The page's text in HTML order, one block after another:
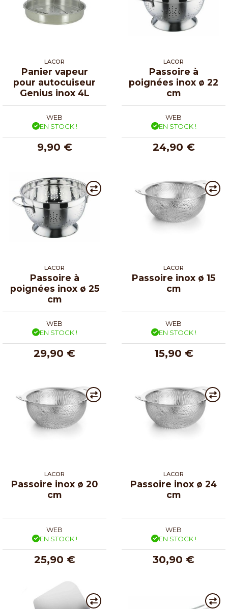
LACOR
Panier vapeur
pour autocuiseur
Genius inox 4L
WEB
EN STOCK !
9,90 €
LACOR
Passoire à
poignées inox ø 22
cm
WEB
EN STOCK !
24,90 €
LACOR
Passoire à
poignées inox ø 25
cm
WEB
EN STOCK !
29,90 €
LACOR
Passoire inox ø 15
cm
WEB
EN STOCK !
15,90 €
LACOR
Passoire inox ø 20
cm
WEB
EN STOCK !
25,90 €
LACOR
Passoire inox ø 24
cm
WEB
EN STOCK !
30,90 €